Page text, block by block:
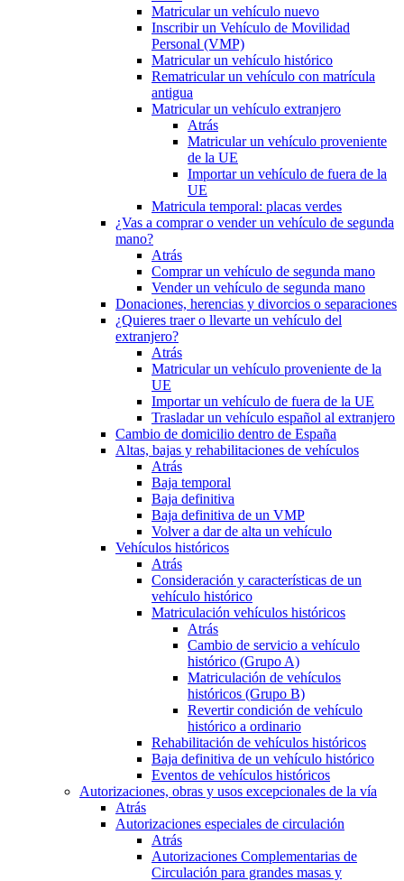
Matricular un vehículo nuevo
Inscribir un Vehículo de Movilidad
Personal (VMP)
Matricular un vehículo histórico
Rematricular un vehículo con matrícula
antigua
Matricular un vehículo extranjero
Atrás
Matricular un vehículo proveniente
de la UE
Importar un vehículo de fuera de la
UE
Matricula temporal: placas verdes
¿Vas a comprar o vender un vehículo de segunda
mano?
Atrás
Comprar un vehículo de segunda mano
Vender un vehículo de segunda mano
Donaciones, herencias y divorcios o separaciones
¿Quieres traer o llevarte un vehículo del
extranjero?
Atrás
Matricular un vehículo proveniente de la
UE
Importar un vehículo de fuera de la UE
Trasladar un vehículo español al extranjero
Cambio de domicilio dentro de España
Altas, bajas y rehabilitaciones de vehículos
Atrás
Baja temporal
Baja definitiva
Baja definitiva de un VMP
Volver a dar de alta un vehículo
Vehículos históricos
Atrás
Consideración y características de un
vehículo histórico
Matriculación vehículos históricos
Atrás
Cambio de servicio a vehículo
histórico (Grupo A)
Matriculación de vehículos
históricos (Grupo B)
Revertir condición de vehículo
histórico a ordinario
Rehabilitación de vehículos históricos
Baja definitiva de un vehículo histórico
Eventos de vehículos históricos
Autorizaciones, obras y usos excepcionales de la vía
Atrás
Autorizaciones especiales de circulación
Atrás
Autorizaciones Complementarias de
Circulación para grandes masas y